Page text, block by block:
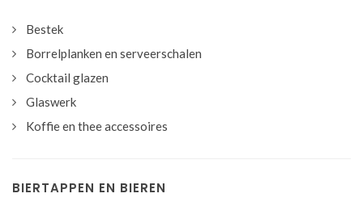
Bestek
Borrelplanken en serveerschalen
Cocktail glazen
Glaswerk
Koffie en thee accessoires
BIERTAPPEN EN BIEREN